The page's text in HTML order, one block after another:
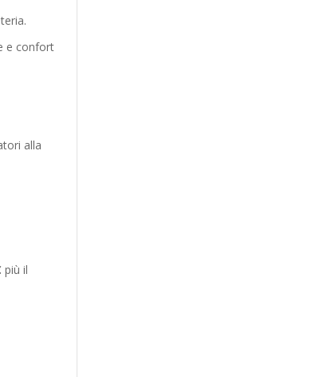
e confort
alla
più il